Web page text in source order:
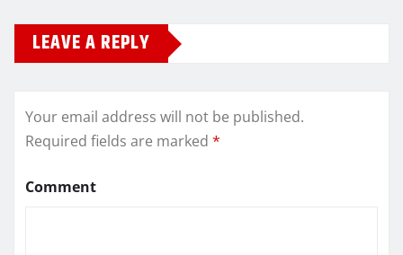
LEAVE A REPLY
Your email address will not be published.
Required fields are marked *
Comment